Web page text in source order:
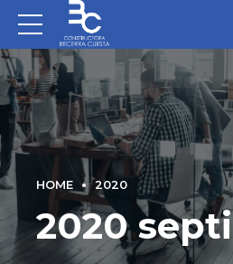
HOME 2020
2020